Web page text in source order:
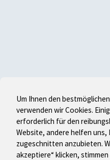
Um Ihnen den
verwenden wir Cookies.
erforderlich für den
Website, andere helfen uns,
zugeschnitten anzubieten.
akzeptiere“ klicken,